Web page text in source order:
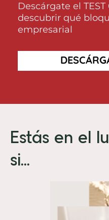
Descárgate el TEST
descubrir qué
empresarial
Estás en el
si...